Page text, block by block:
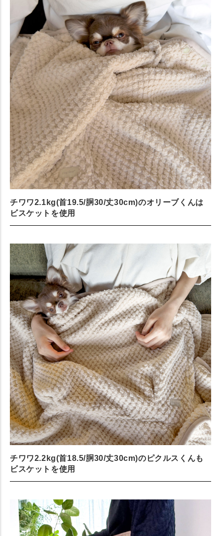
チワワ2.1kg(首19.5/胴30/丈30cm)のオリーブくんは
ビスケットを使用
チワワ2.2kg(首18.5/胴30/丈30cm)のピクルスくんも
ビスケットを使用